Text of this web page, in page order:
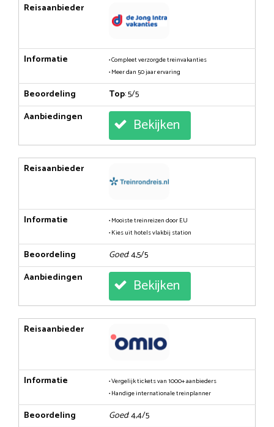
Reisaanbieder
Informatie
• Compleet verzorgde treinvakanties
• Meer dan 50 jaar ervaring
Beoordeling Top: 5/5
Aanbiedingen
Bekijken
Reisaanbieder
Informatie
• Mooiste treinreizen door EU
• Kies uit hotels vlakbij station
Beoordeling Goed: 4,5/5
Aanbiedingen
Bekijken
Reisaanbieder
Informatie
• Vergelijk tickets van 1000+ aanbieders
• Handige internationale treinplanner
Beoordeling Goed: 4,4/5